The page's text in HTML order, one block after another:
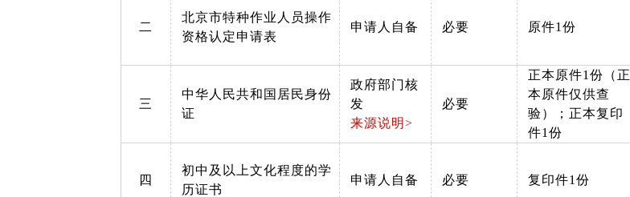
二
北京市特种作业人员操作
资格认定申请表
申请人自备 必要 原件1份
三
中华人民共和国居民身份
证
政府部门核
发
来源说明>
必要
正本原件1份（正
本原件仅供查
验）；正本复印
件1份
四
初中及以上文化程度的学
历证书
申请人自备 必要 复印件1份